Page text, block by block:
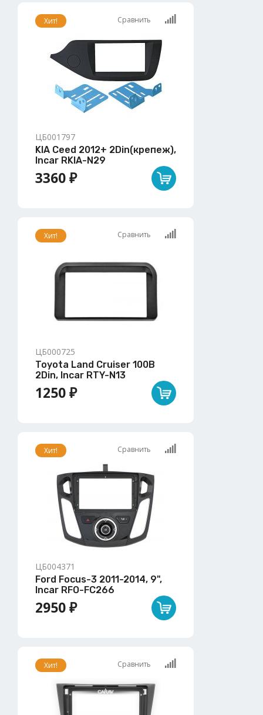
Хит! Сравнить
ЦБ001797
KIA Ceed 2012+ 2Din(крепеж),
Incar RKIA-N29
3360 ₽
Хит! Сравнить
ЦБ000725
Toyota Land Cruiser 100B
2Din, Incar RTY-N13
1250 ₽
Хит! Сравнить
ЦБ004371
Ford Focus-3 2011-2014, 9",
Incar RFO-FC266
2950 ₽
Хит! Сравнить